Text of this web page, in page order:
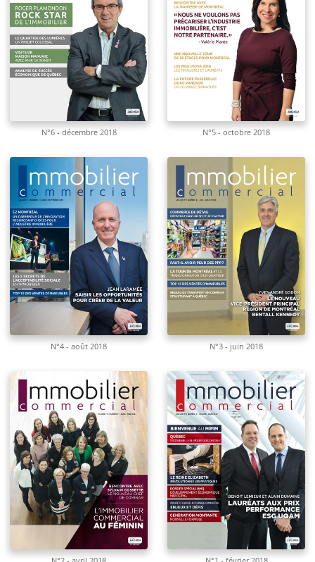
N°6 - décembre 2018 N°5 - octobre 2018
N°4 - août 2018 N°3 - juin 2018